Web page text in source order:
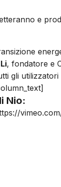
e
, fondatore e
gli
Nio: